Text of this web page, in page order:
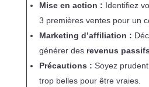
Mise en action : Identifiez
3 premières ventes pour un
Marketing d’affiliation :
générer des revenus passifs
Précautions : Soyez
trop belles pour être vraies.